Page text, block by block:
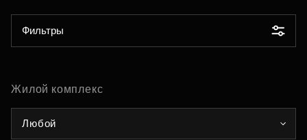
Фильтры
Жилой комплекс
Любой